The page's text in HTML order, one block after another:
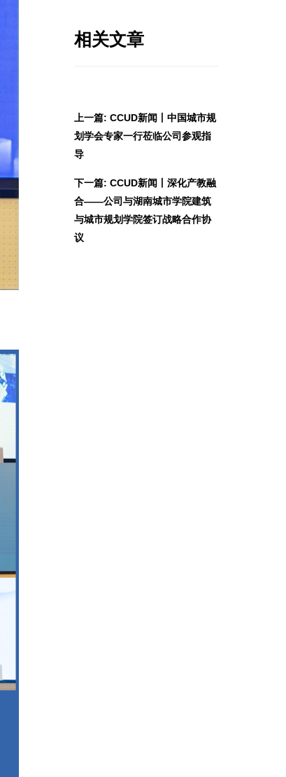
相关文章
上一篇: CCUD新闻丨中国城市规
划学会专家一行莅临公司参观指
导
下一篇: CCUD新闻丨深化产教融
合——公司与湖南城市学院建筑
与城市规划学院签订战略合作协
议